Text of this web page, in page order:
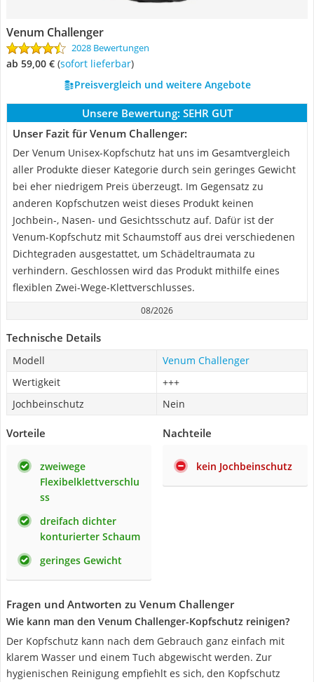
Venum Challenger
2028 Bewertungen
ab 59,00 € ( Sofort lieferbar)
Preisvergleich und weitere Angebote
Unsere Bewertung: SEHR GUT
Unser Fazit für Venum Challenger:
Der Venum Unisex-Kopfschutz hat uns im Gesamtvergleich
aller Produkte dieser Kategorie durch sein geringes Gewicht
bei eher niedrigem Preis überzeugt. Im Gegensatz zu
anderen Kopfschutzen weist dieses Produkt keinen
Jochbein-, Nasen- und Gesichtsschutz auf. Dafür ist der
Venum-Kopfschutz mit Schaumstoff aus drei verschiedenen
Dichtegraden ausgestattet, um Schädeltraumata zu
verhindern. Geschlossen wird das Produkt mithilfe eines
flexiblen Zwei-Wege-Klettverschlusses.
08/2026
Technische Details
Modell
Venum Challenger
Wertigkeit
+++
Jochbeinschutz
Nein
Vorteile
zweiwege
Flexibelklettverschlu
ss
dreifach dichter
konturierter Schaum
geringes Gewicht
Nachteile
kein Jochbeinschutz
Fragen und Antworten zu Venum Challenger
Wie kann man den Venum Challenger-Kopfschutz reinigen?
Der Kopfschutz kann nach dem Gebrauch ganz einfach mit
klarem Wasser und einem Tuch abgewischt werden. Zur
hygienischen Reinigung empfiehlt es sich, den Kopfschutz